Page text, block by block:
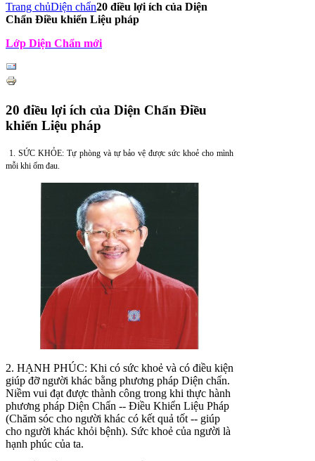
Trang chủDiện chẩn20 điều lợi ích của Diện
Chẩn Điều khiển Liệu pháp
Lớp Diện Chẩn mới
20 điều lợi ích của Diện Chẩn Điều
khiển Liệu pháp
1. SỨC KHỎE: Tự phòng và tự bảo vệ được sức khoẻ cho mình
mỗi khi ốm đau.
2. HẠNH PHÚC: Khi có sức khoẻ và có điều kiện
giúp đỡ người khác bằng phương pháp Diện chẩn.
Niềm vui đạt được thành công trong khi thực hành
phương pháp Diện Chẩn -- Điều Khiển Liệu Pháp
(Chăm sóc cho người khác có kết quả tốt -- giúp
cho người khác khỏi bệnh). Sức khoẻ của người là
hạnh phúc của ta.